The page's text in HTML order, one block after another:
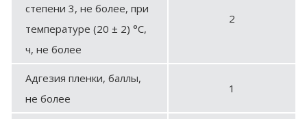
степени 3, не более, при
температуре (20 ± 2) °С,
ч, не более
2
Адгезия пленки, баллы,
не более
1